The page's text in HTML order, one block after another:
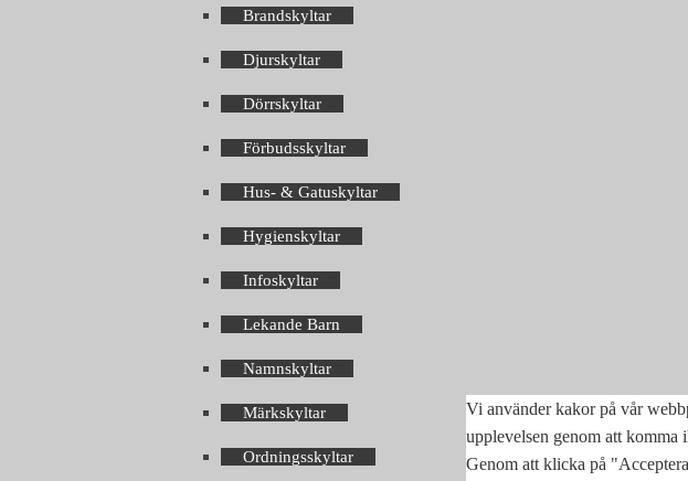
Brandskyltar
Djurskyltar
Dörrskyltar
Förbudsskyltar
Hus- & Gatuskyltar
Hygienskyltar
Infoskyltar
Lekande Barn
Namnskyltar
Märkskyltar
Ordningsskyltar
Vi använder kakor på vår
upplevelsen genom att komma
Genom att klicka på